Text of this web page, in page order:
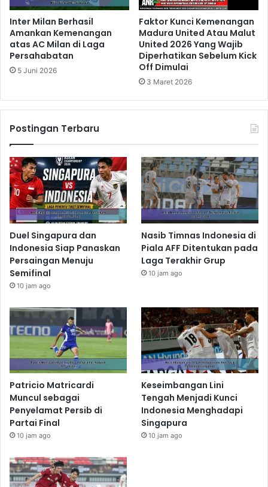
Inter Milan Berhasil
Amankan Kemenangan
atas AC Milan di Laga
Persahabatan
5 Juni 2026
Faktor Kunci Kemenangan
Madura United Atau Malut
United 2026 Yang Wajib
Diperhatikan Sebelum Kick
Off Dimulai
3 Maret 2026
Postingan Terbaru
Duel Singapura dan
Indonesia Siap Panaskan
Persaingan Menuju
Semifinal
10 jam ago
Nasib Timnas Indonesia di
Piala AFF Ditentukan pada
Laga Terakhir Grup
10 jam ago
Patricio Matricardi
Muncul sebagai
Penyelamat Persib di
Partai Final
10 jam ago
Keseimbangan Lini
Tengah Menjadi Kunci
Indonesia Menghadapi
Singapura
10 jam ago